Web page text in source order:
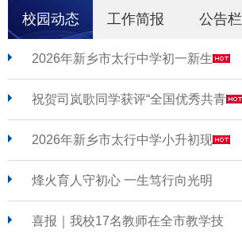
校园动态 工作简报 公告栏
2026年新乡市太行中学初一新生
祝贺司岚歌同学获评“全国优秀共青
2026年新乡市太行中学小升初现
烽火育人守初心 一生笃行向光明
喜报｜我校17名教师在全市教学技